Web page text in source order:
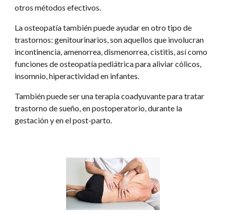
otros métodos efectivos.
La osteopatía también puede ayudar en otro tipo de
trastornos: genitourinarios, son aquellos que involucran
incontinencia, amenorrea, dismenorrea, cistitis, así como
funciones de osteopatía pediátrica para aliviar cólicos,
insomnio, hiperactividad en infantes.
También puede ser una terapia coadyuvante para tratar
trastorno de sueño, en postoperatorio, durante la
gestación y en el post-parto.